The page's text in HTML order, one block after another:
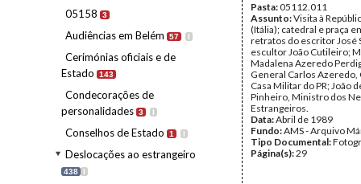
05158 3
Audiências em Belém 57 I
Cerimónias oficiais e de
Estado
143
Condecorações de
personalidades 3 I
Conselhos de Estado 1 I
Deslocações ao estrangeiro
438 I
Pasta:05112.011
Assunto:Visita à
(Itália); catedral e praça
retratos do escritor José
escultor João Cutileiro;
Madalena Azeredo
General Carlos Azeredo,
Casa Militar do PR; João
Pinheiro, Ministro dos
Estrangeiros.
Data:Abril de 1989
Fundo:AMS - Arquivo
Tipo Documental:
Página(s):29